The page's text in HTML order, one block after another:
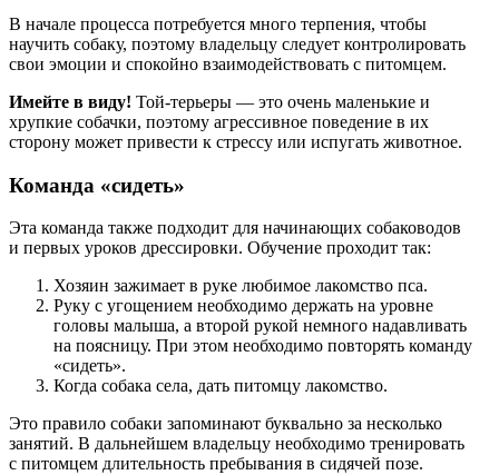
В начале процесса потребуется много терпения, чтобы
научить собаку, поэтому владельцу следует контролировать
свои эмоции и спокойно взаимодействовать с питомцем.
Имейте в виду! Той-терьеры — это очень маленькие и
хрупкие собачки, поэтому агрессивное поведение в их
сторону может привести к стрессу или испугать животное.
Команда «сидеть»
Эта команда также подходит для начинающих собаководов
и первых уроков дрессировки. Обучение проходит так:
Хозяин зажимает в руке любимое лакомство пса.
Руку с угощением необходимо держать на уровне
головы малыша, а второй рукой немного надавливать
на поясницу. При этом необходимо повторять команду
«сидеть».
Когда собака села, дать питомцу лакомство.
Это правило собаки запоминают буквально за несколько
занятий. В дальнейшем владельцу необходимо тренировать
с питомцем длительность пребывания в сидячей позе.